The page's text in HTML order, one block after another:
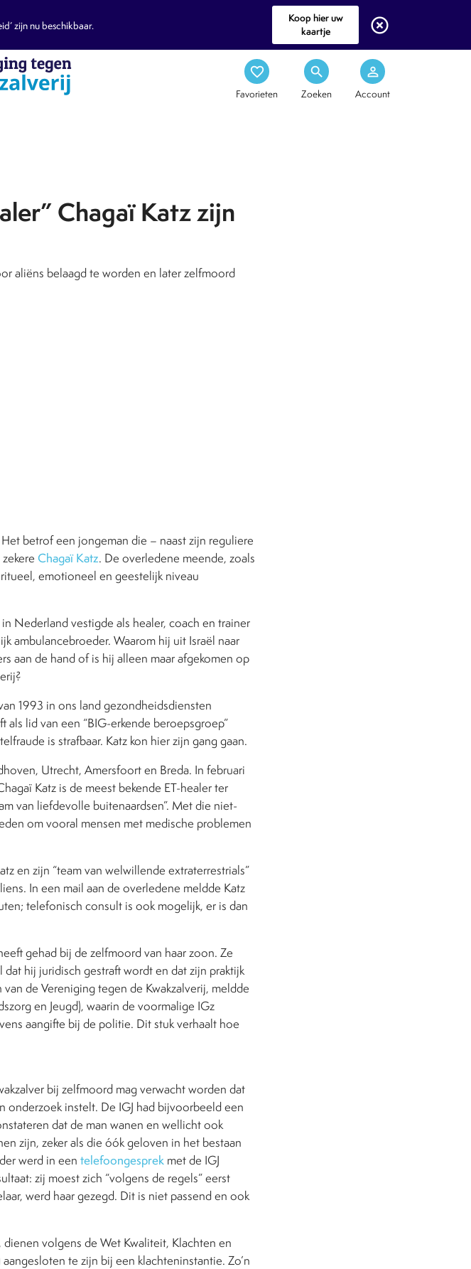
zijn nu beschikbaar.
Koop hier uw
kaartje
highlight_off
favorite_border
Favorieten
search
Zoeken
person_outline
Account
Chagaï Katz zijn
aliëns belaagd te worden en later zelfmoord
betrof een jongeman die – naast zijn reguliere
Chagaï Katz. De overledene meende, zoals
emotioneel en geestelijk niveau
Nederland vestigde als healer, coach en trainer
ambulancebroeder. Waarom hij uit Israël naar
aan de hand of is hij alleen maar afgekomen op
1993 in ons land gezondheidsdiensten
lid van een “BIG-erkende beroepsgroep”
is strafbaar. Katz kon hier zijn gang gaan.
Utrecht, Amersfoort en Breda. In februari
Katz is de meest bekende ET-healer ter
van liefdevolle buitenaardsen”. Met die niet-
om vooral mensen met medische problemen
en zijn “team van welwillende extraterrestrials”
In een mail aan de overledene meldde Katz
telefonisch consult is ook mogelijk, er is dan
gehad bij de zelfmoord van haar zoon. Ze
hij juridisch gestraft wordt en dat zijn praktijk
de Vereniging tegen de Kwakzalverij, meldde
en Jeugd), waarin de voormalige IGz
aangifte bij de politie. Dit stuk verhaalt hoe
bij zelfmoord mag verwacht worden dat
onderzoek instelt. De IGJ had bijvoorbeeld een
dat de man wanen en wellicht ook
zijn, zeker als die óók geloven in het bestaan
werd in een telefoongesprek met de IGJ
zij moest zich “volgens de regels” eerst
werd haar gezegd. Dit is niet passend en ook
volgens de Wet Kwaliteit, Klachten en
te zijn bij een klachteninstantie. Zo’n